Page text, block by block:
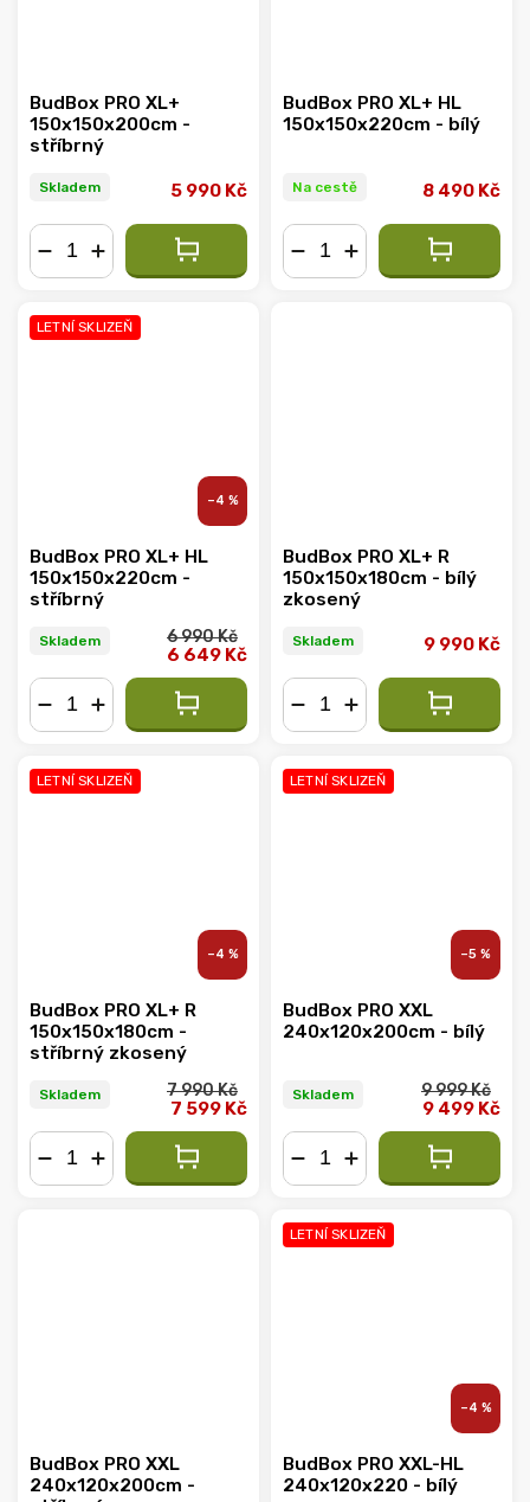
BudBox PRO XL+
150x150x200cm -
stříbrný
Skladem 5 990 Kč
BudBox PRO XL+ HL
150x150x220cm - bílý
Na cestě 8 490 Kč
LETNÍ SKLIZEŇ
–4 %
BudBox PRO XL+ HL
150x150x220cm -
stříbrný
Skladem 6 990 Kč
6 649 Kč
BudBox PRO XL+ R
150x150x180cm - bílý
zkosený
Skladem 9 990 Kč
LETNÍ SKLIZEŇ
–4 %
BudBox PRO XL+ R
150x150x180cm -
stříbrný zkosený
Skladem 7 990 Kč
7 599 Kč
LETNÍ SKLIZEŇ
–5 %
BudBox PRO XXL
240x120x200cm - bílý
Skladem 9 999 Kč
9 499 Kč
BudBox PRO XXL
240x120x200cm -
LETNÍ SKLIZEŇ
–4 %
BudBox PRO XXL-HL
240x120x220 - bílý